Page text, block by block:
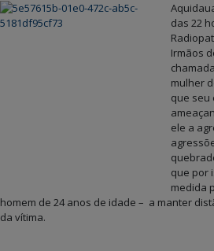
das 22
Irmãos
mulher
que seu
ele a
que por
medida
homem de 24 anos de idade – a manter
da vítima.